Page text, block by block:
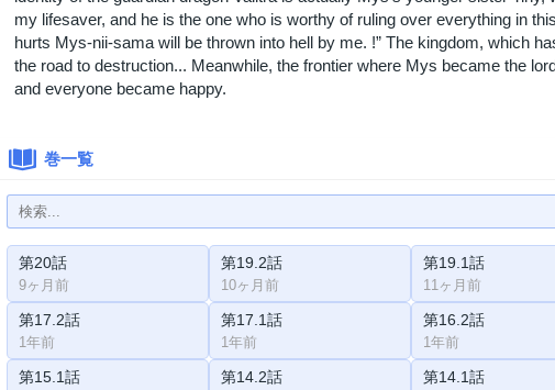
my lifesaver, and he is the one who is worthy of ruling over everything in
hurts Mys-nii-sama will be thrown into hell by me. !” The kingdom, which
the road to destruction... Meanwhile, the frontier where Mys became the
and everyone became happy.
巻一覧
第20話
9ヶ月前
第19.2話
10ヶ月前
第19.1話
11ヶ月前
第17.2話
1年前
第17.1話
1年前
第16.2話
1年前
第15.1話 第14.2話 第14.1話